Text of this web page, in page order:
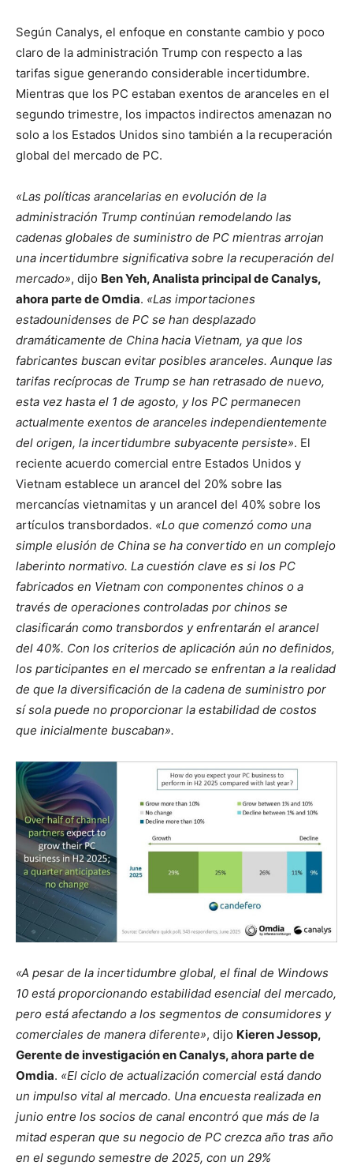
Según Canalys, el enfoque en constante cambio y poco
claro de la administración Trump con respecto a las
tarifas sigue generando considerable incertidumbre.
Mientras que los PC estaban exentos de aranceles en el
segundo trimestre, los impactos indirectos amenazan no
solo a los Estados Unidos sino también a la recuperación
global del mercado de PC.
«Las políticas arancelarias en evolución de la
administración Trump continúan remodelando las
cadenas globales de suministro de PC mientras arrojan
una incertidumbre significativa sobre la recuperación del
mercado», dijo Ben Yeh, Analista principal de Canalys,
ahora parte de Omdia. «Las importaciones
estadounidenses de PC se han desplazado
dramáticamente de China hacia Vietnam, ya que los
fabricantes buscan evitar posibles aranceles. Aunque las
tarifas recíprocas de Trump se han retrasado de nuevo,
esta vez hasta el 1 de agosto, y los PC permanecen
actualmente exentos de aranceles independientemente
del origen, la incertidumbre subyacente persiste». El
reciente acuerdo comercial entre Estados Unidos y
Vietnam establece un arancel del 20% sobre las
mercancías vietnamitas y un arancel del 40% sobre los
artículos transbordados. «Lo que comenzó como una
simple elusión de China se ha convertido en un complejo
laberinto normativo. La cuestión clave es si los PC
fabricados en Vietnam con componentes chinos o a
través de operaciones controladas por chinos se
clasificarán como transbordos y enfrentarán el arancel
del 40%. Con los criterios de aplicación aún no definidos,
los participantes en el mercado se enfrentan a la realidad
de que la diversificación de la cadena de suministro por
sí sola puede no proporcionar la estabilidad de costos
que inicialmente buscaban».
«A pesar de la incertidumbre global, el final de Windows
10 está proporcionando estabilidad esencial del mercado,
pero está afectando a los segmentos de consumidores y
comerciales de manera diferente», dijo Kieren Jessop,
Gerente de investigación en Canalys, ahora parte de
Omdia. «El ciclo de actualización comercial está dando
un impulso vital al mercado. Una encuesta realizada en
junio entre los socios de canal encontró que más de la
mitad esperan que su negocio de PC crezca año tras año
en el segundo semestre de 2025, con un 29%